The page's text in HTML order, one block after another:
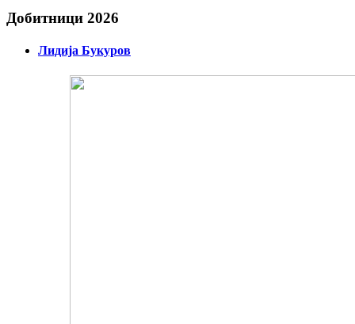
Добитници 2026
Лидија Букуров